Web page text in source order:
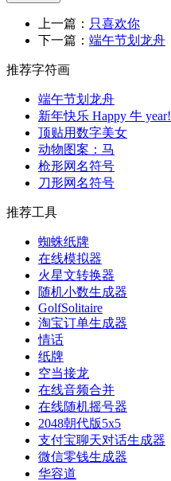
上一篇： 只喜欢你
下一篇： 端午节划龙舟
推荐字符画
端午节划龙舟
新年快乐 Happy 牛 year!
顶贴用数字美女
动物图案：马
枪形网名符号
刀形网名符号
推荐工具
蜘蛛纸牌
在线模拟器
火星文转换器
随机小数生成器
GolfSolitaire
淘宝订单生成器
情话
纸牌
空当接龙
在线音频合并
在线随机摇号器
2048朝代版5x5
支付宝聊天对话生成器
微信零钱生成器
华容道